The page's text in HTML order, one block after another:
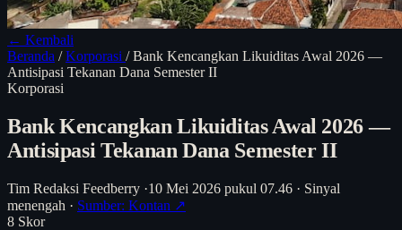
← Kembali
Beranda / Korporasi / Bank Kencangkan Likuiditas Awal 2026 —
Antisipasi Tekanan Dana Semester II
Korporasi
Bank Kencangkan Likuiditas Awal 2026 —
Antisipasi Tekanan Dana Semester II
Tim Redaksi Feedberry ·10 Mei 2026 pukul 07.46 · Sinyal
menengah · Sumber: Kontan ↗
8 Skor